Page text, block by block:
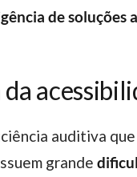
de soluções
auditiva
grande